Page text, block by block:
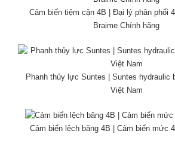
Cảm biến tiệm cận 4B | Đại lý phân phối
Braime Chính hãng
Phanh thủy lực Suntes | Suntes hydraulic
Việt Nam
Cảm biến lệch băng 4B | Cảm biến mức